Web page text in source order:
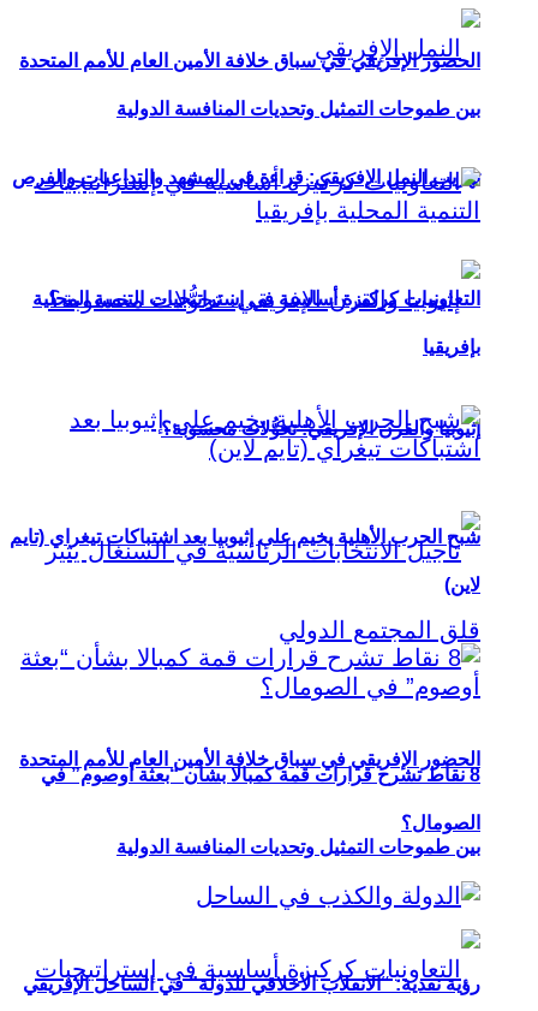
تهريب النمل الإفريقي: قراءة في المشهد والتداعيات والفرص
إثيوبيا والقرن الإفريقي: تحوُّلات محسوبة؟
الحضور الإفريقي في سباق خلافة الأمين العام للأمم المتحدة
بين طموحات التمثيل وتحديات المنافسة الدولية
الحضور الإفريقي في سباق خلافة الأمين العام للأمم المتحدة
بين طموحات التمثيل وتحديات المنافسة الدولية
التعاونيات كركيزة أساسية في إستراتيجيات التنمية المحلية
بإفريقيا
شبح الحرب الأهلية يخيم على إثيوبيا بعد اشتباكات تيغراي (تايم
لاين)
8 نقاط تشرح قرارات قمة كمبالا بشأن “بعثة أوصوم” في
الصومال؟
رؤية نقدية: “الانقلاب الأخلاقي للدولة” في الساحل الإفريقي